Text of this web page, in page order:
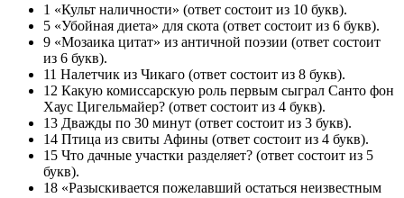
1 «Культ наличности» (ответ состоит из 10 букв).
5 «Убойная диета» для скота (ответ состоит из 6 букв).
9 «Мозаика цитат» из античной поэзии (ответ состоит
из 6 букв).
11 Налетчик из Чикаго (ответ состоит из 8 букв).
12 Какую комиссарскую роль первым сыграл Санто фон
Хаус Цигельмайер? (ответ состоит из 4 букв).
13 Дважды по 30 минут (ответ состоит из 3 букв).
14 Птица из свиты Афины (ответ состоит из 4 букв).
15 Что дачные участки разделяет? (ответ состоит из 5
букв).
18 «Разыскивается пожелавший остаться неизвестным